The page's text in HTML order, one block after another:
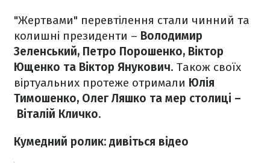
"Жертвами" перевтілення стали чинний та
колишні президенти – Володимир
Зеленський, Петро Порошенко, Віктор
Ющенко та Віктор Янукович. Також своїх
віртуальних протеже отримали Юлія
Тимошенко, Олег Ляшко та мер столиці –
Віталій Кличко.
Кумедний ролик: дивіться відео